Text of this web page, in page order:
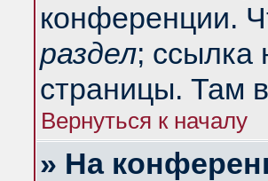
конференции.
раздел; ссылка
страницы. Там
Вернуться к началу
» На